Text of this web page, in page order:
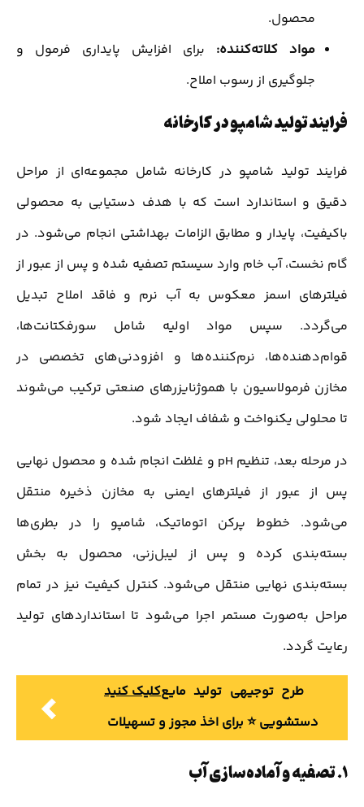
محصول.
مواد کلاته‌کننده: برای افزایش پایداری فرمول و
جلوگیری از رسوب املاح.
فرایند تولید شامپو در کارخانه
فرایند تولید شامپو در کارخانه شامل مجموعه‌ای از مراحل
دقیق و استاندارد است که با هدف دستیابی به محصولی
باکیفیت، پایدار و مطابق الزامات بهداشتی انجام می‌شود. در
گام نخست، آب خام وارد سیستم تصفیه شده و پس از عبور از
فیلترهای اسمز معکوس به آب نرم و فاقد املاح تبدیل
می‌گردد. سپس مواد اولیه شامل سورفکتانت‌ها،
قوام‌دهنده‌ها، نرم‌کننده‌ها و افزودنی‌های تخصصی در
مخازن فرمولاسیون با هموژنایزرهای صنعتی ترکیب می‌شوند
تا محلولی یکنواخت و شفاف ایجاد شود.
در مرحله بعد، تنظیم pH و غلظت انجام شده و محصول نهایی
پس از عبور از فیلترهای ایمنی به مخازن ذخیره منتقل
می‌شود. خطوط پرکن اتوماتیک، شامپو را در بطری‌ها
بسته‌بندی کرده و پس از لیبل‌زنی، محصول به بخش
بسته‌بندی نهایی منتقل می‌شود. کنترل کیفیت نیز در تمام
مراحل به‌صورت مستمر اجرا می‌شود تا استانداردهای تولید
رعایت گردد.
کلیک کنیدطرح توجیهی تولید مایع
دستشویی ⭐️ برای اخذ مجوز و تسهیلات
1. تصفیه و آماده‌سازی آب